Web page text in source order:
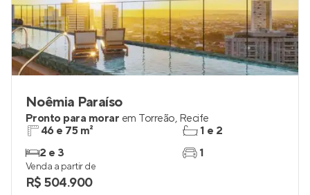
Noêmia Paraíso
Pronto para morar em Torreão, Recife
46 e 75 m²
2 e 3
1 e 2
1
Venda a partir de
R$ 504.900